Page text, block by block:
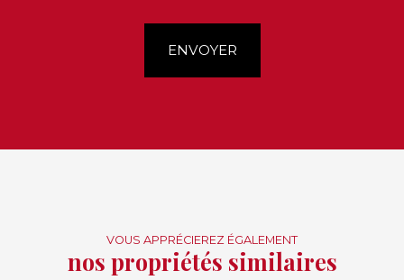
ENVOYER
VOUS APPRÉCIEREZ ÉGALEMENT
nos propriétés similaires